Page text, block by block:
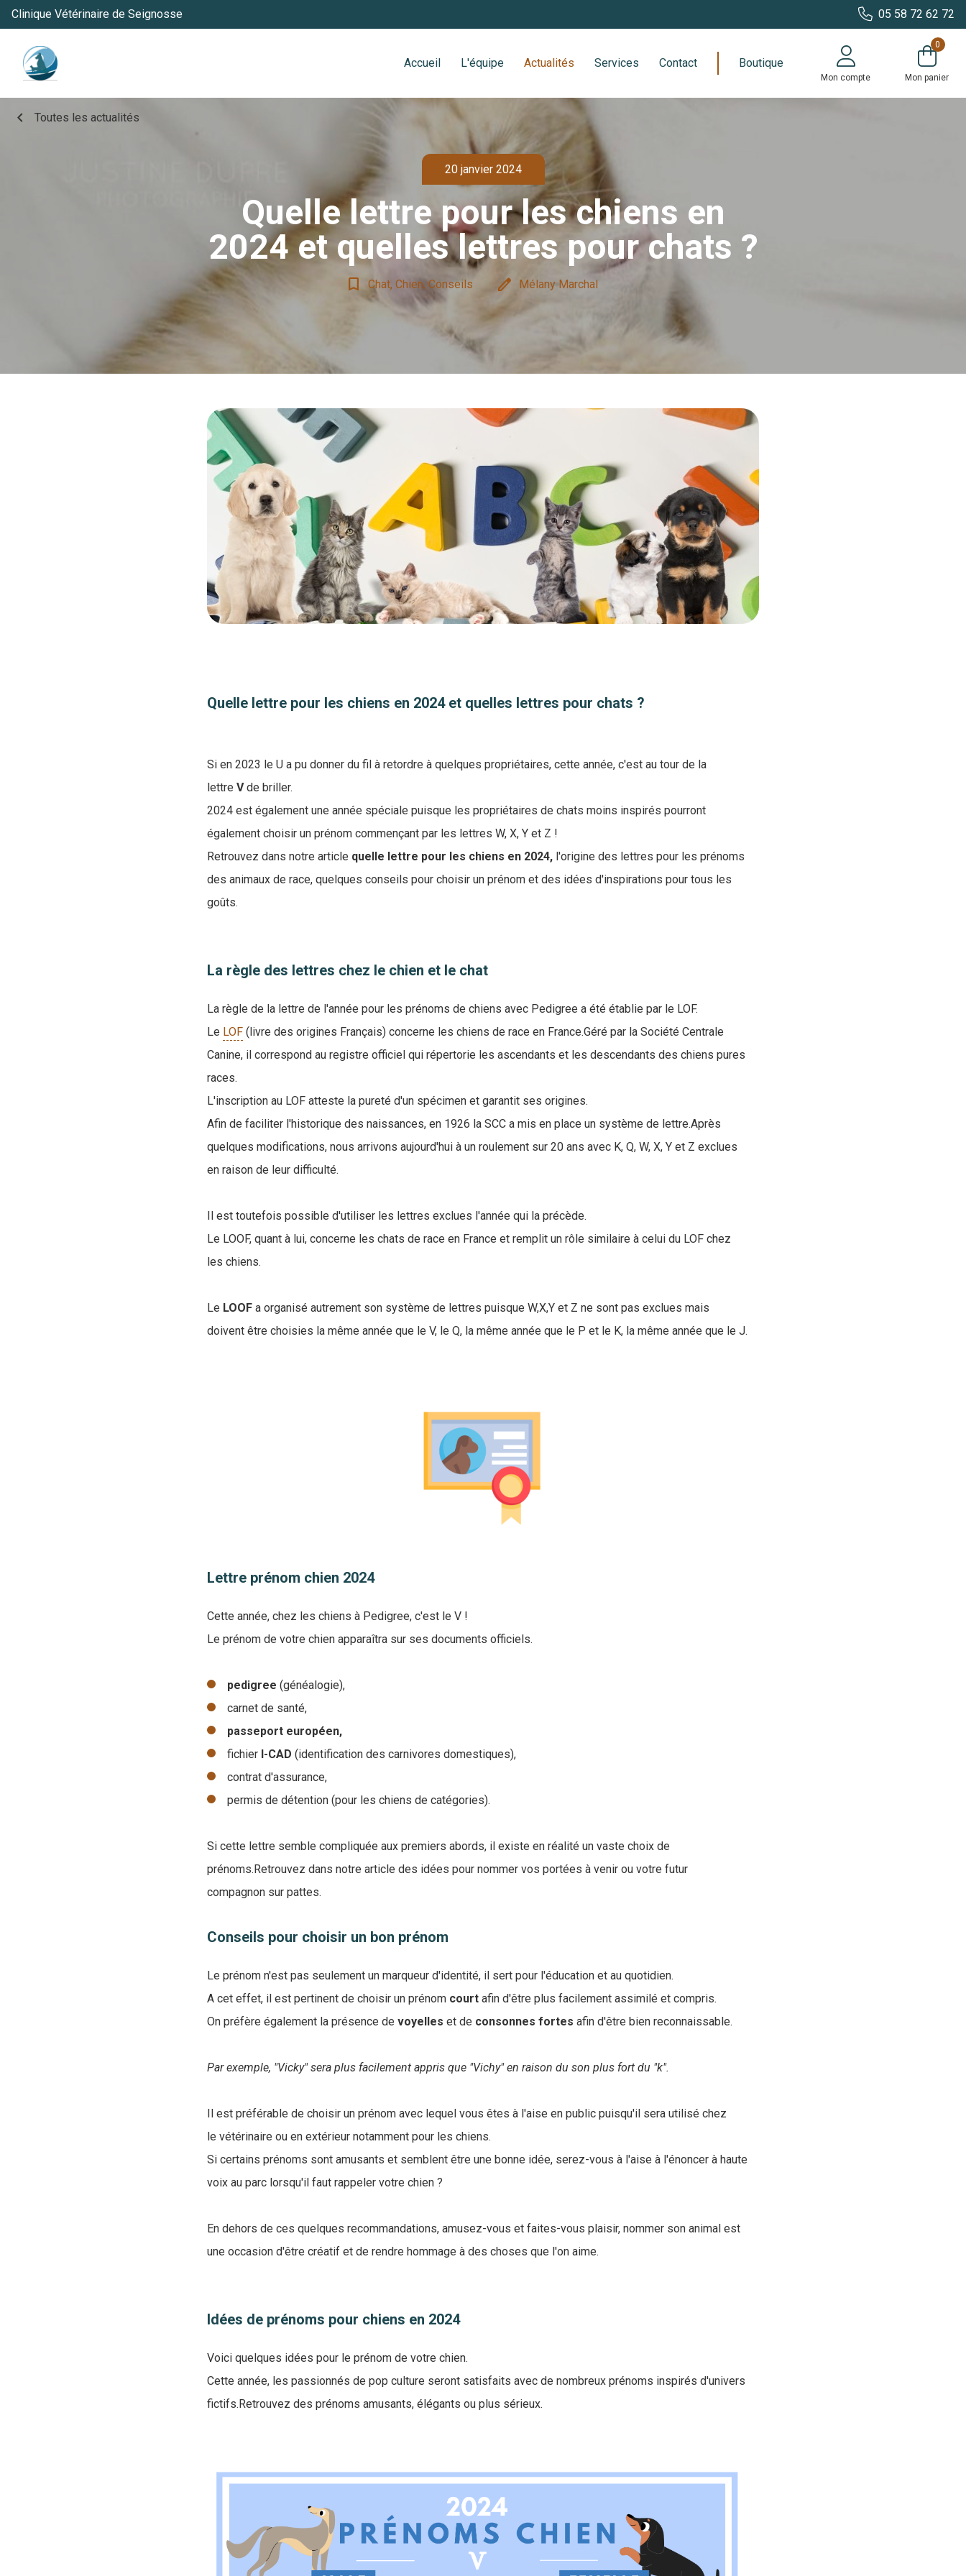
Clinique Vétérinaire de Seignosse 05 58 72 62 72
Accueil L'équipe Actualités Services Contact Boutique
Mon compte
0
Mon panier
chevron_left Toutes les actualités
20 janvier 2024
Quelle lettre pour les chiens en
2024 et quelles lettres pour chats ?
bookmark_border Chat, Chien, Conseils edit Mélany Marchal
Quelle lettre pour les chiens en 2024 et quelles lettres pour chats ?
Si en 2023 le U a pu donner du fil à retordre à quelques propriétaires, cette année, c'est au tour de la
lettre Vde briller.
2024 est également une année spéciale puisque les propriétaires de chats moins inspirés pourront
également choisir un prénom commençant par les lettres W, X, Y et Z !
Retrouvez dans notre article quelle lettre pour les chiens en 2024, l'origine des lettres pour les prénoms
des animaux de race, quelques conseils pour choisir un prénom et des idées d'inspirations pour tous les
goûts.
La règle des lettres chez le chien et le chat
La règle de la lettre de l'année pour les prénoms de chiens avec Pedigree a été établie par le LOF.
Le LOF (livre des origines Français) concerne les chiens de race en France.Géré par la Société Centrale
Canine, il correspond au registre officiel qui répertorie les ascendants et les descendants des chiens pures
races.
L'inscription au LOF atteste la pureté d'un spécimen et garantit ses origines.
Afin de faciliter l'historique des naissances, en 1926 la SCC a mis en place un système de lettre.Après
quelques modifications, nous arrivons aujourd'hui à un roulement sur 20 ans avec K, Q, W, X, Y et Z exclues
en raison de leur difficulté.
Il est toutefois possible d'utiliser les lettres exclues l'année qui la précède.
Le LOOF, quant à lui, concerne les chats de race en France et remplit un rôle similaire à celui du LOF chez
les chiens.
Le LOOF a organisé autrement son système de lettres puisque W,X,Y et Z ne sont pas exclues mais
doivent être choisies la même année que le V, le Q, la même année que le P et le K, la même année que le J.
Lettre prénom chien 2024
Cette année, chez les chiens à Pedigree, c'est le V !
Le prénom de votre chien apparaîtra sur ses documents officiels.
pedigree (généalogie),
carnet de santé,
passeport européen,
fichier I-CAD (identification des carnivores domestiques),
contrat d'assurance,
permis de détention (pour les chiens de catégories).
Si cette lettre semble compliquée aux premiers abords, il existe en réalité un vaste choix de
prénoms.Retrouvez dans notre article des idées pour nommer vos portées à venir ou votre futur
compagnon sur pattes.
Conseils pour choisir un bon prénom
Le prénom n'est pas seulement un marqueur d'identité, il sert pour l'éducation et au quotidien.
A cet effet, il est pertinent de choisir un prénom court afin d'être plus facilement assimilé et compris.
On préfère également la présence de voyelles et de consonnes fortes afin d'être bien reconnaissable.
Par exemple, "Vicky" sera plus facilement appris que "Vichy" en raison du son plus fort du "k".
Il est préférable de choisir un prénom avec lequel vous êtes à l'aise en public puisqu'il sera utilisé chez
le vétérinaire ou en extérieur notamment pour les chiens.
Si certains prénoms sont amusants et semblent être une bonne idée, serez-vous à l'aise à l'énoncer à haute
voix au parc lorsqu'il faut rappeler votre chien ?
En dehors de ces quelques recommandations, amusez-vous et faites-vous plaisir, nommer son animal est
une occasion d'être créatif et de rendre hommage à des choses que l'on aime.
Idées de prénoms pour chiens en 2024
Voici quelques idées pour le prénom de votre chien.
Cette année, les passionnés de pop culture seront satisfaits avec de nombreux prénoms inspirés d'univers
fictifs.Retrouvez des prénoms amusants, élégants ou plus sérieux.